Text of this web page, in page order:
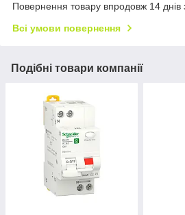
Повернення товару впродовж 14 днів
Всі умови повернення
Подібні товари компанії